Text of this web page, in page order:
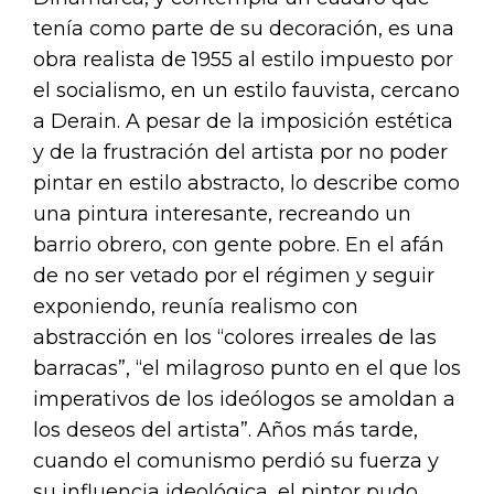
tenía como parte de su decoración, es una
obra realista de 1955 al estilo impuesto por
el socialismo, en un estilo fauvista, cercano
a Derain. A pesar de la imposición estética
y de la frustración del artista por no poder
pintar en estilo abstracto, lo describe como
una pintura interesante, recreando un
barrio obrero, con gente pobre. En el afán
de no ser vetado por el régimen y seguir
exponiendo, reunía realismo con
abstracción en los “colores irreales de las
barracas”, “el milagroso punto en el que los
imperativos de los ideólogos se amoldan a
los deseos del artista”. Años más tarde,
cuando el comunismo perdió su fuerza y